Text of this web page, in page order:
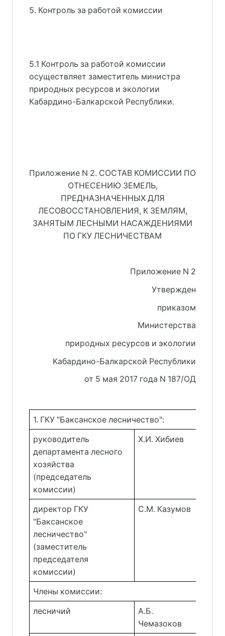
5. Контроль за работой комиссии
5.1 Контроль за работой комиссии
осуществляет заместитель министра
природных ресурсов и экологии
Кабардино-Балкарской Республики.
Приложение N 2. СОСТАВ КОМИССИИ ПО
ОТНЕСЕНИЮ ЗЕМЕЛЬ,
ПРЕДНАЗНАЧЕННЫХ ДЛЯ
ЛЕСОВОССТАНОВЛЕНИЯ, К ЗЕМЛЯМ,
ЗАНЯТЫМ ЛЕСНЫМИ НАСАЖДЕНИЯМИ
ПО ГКУ ЛЕСНИЧЕСТВАМ
Приложение N 2
Утвержден
приказом
Министерства
природных ресурсов и экологии
Кабардино-Балкарской Республики
от 5 мая 2017 года N 187/ОД
1. ГКУ "Баксанское лесничество":
руководитель
департамента лесного
хозяйства
(председатель
комиссии)
Х.И. Хибиев
директор ГКУ
"Баксанское
лесничество"
(заместитель
председателя
комиссии)
Члены комиссии:
лесничий
А.Б.
Чемазоков